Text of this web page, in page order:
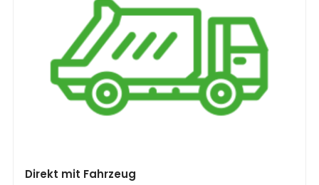
Direkt mit Fahrzeug